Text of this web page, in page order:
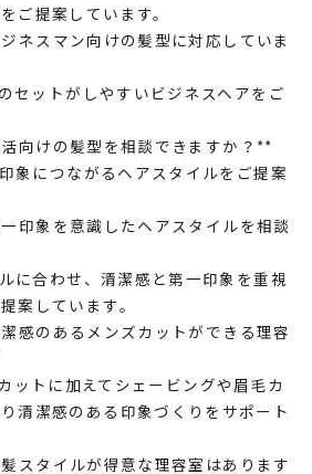
ご提案しています。
ネスマン向けの髪型に対応していま
セットがしやすいビジネスヘアをご
向けの髪型を相談できますか？**
象につながるヘアスタイルをご提案
印象を意識したヘアスタイルを相談
に合わせ、清潔感と第一印象を重視
案しています。
感のあるメンズカットができる理容
ットに加えてシェービングや眉毛カ
清潔感のある印象づくりをサポート
スタイルが得意な理容室はあります